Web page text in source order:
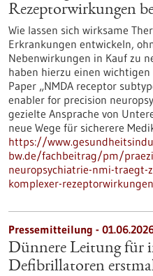
Rezeptorwirkungen
Wie lassen sich wirksame
Erkrankungen entwickeln,
Nebenwirkungen in Kauf zu
haben hierzu einen
Paper „NMDA receptor
enabler for precision
gezielte Ansprache von
neue Wege für sicherere
https://
bw.de/fachbeitrag/pm/
neuropsychiatrie-nmi-traegt-
komplexer-
Pressemitteilung -
Dünnere Leitung für
Defibrillatoren